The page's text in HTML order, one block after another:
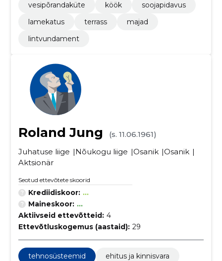
vesipõrandaküte
köök
soojapidavus
lamekatus
terrass
majad
lintvundament
Roland Jung
(s. 11.06.1961)
Juhatuse liige
Nõukogu liige Osanik Osanik
Aktsionär
Seotud ettevõtete skoorid
Krediidiskoor: ...
Maineskoor: ...
Aktiivseid ettevõtteid: 4
Ettevõtluskogemus (aastaid): 29
tehnosüsteemid
ehitus ja kinnisvara